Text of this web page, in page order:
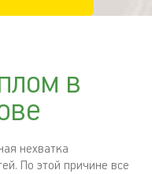
в
нехватка
По этой причине все